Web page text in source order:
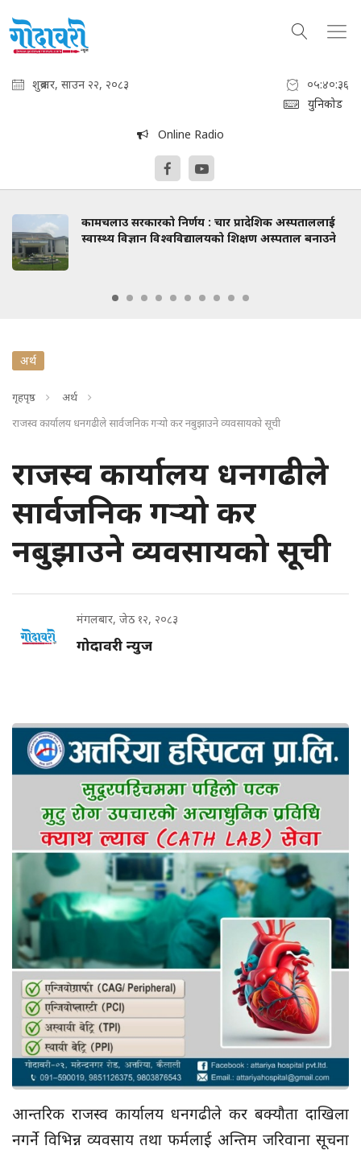
शुक्रबार, साउन २२, २०८३
०५:४०:३७
युनिकोड
Online Radio
कामचलाउ सरकारको निर्णय : चार प्रादेशिक अस्पताललाई
स्वास्थ्य विज्ञान विश्वविद्यालयको शिक्षण अस्पताल बनाउने
अर्थ
गृहपृष्ठ
अर्थ
राजस्व कार्यालय धनगढीले सार्वजनिक गर्‍यो कर नबुझाउने व्यवसायको सूची
राजस्व कार्यालय धनगढीले
सार्वजनिक गर्‍यो कर
नबुझाउने व्यवसायको सूची
मंगलबार, जेठ १२, २०८३
गोदावरी न्युज
आन्तरिक राजस्व कार्यालय धनगढीले कर बक्यौता दाखिला
नगर्ने विभिन्न व्यवसाय तथा फर्मलाई अन्तिम जरिवाना सूचना